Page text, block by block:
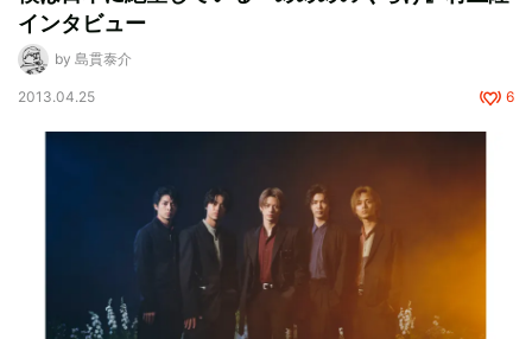
インタビュー
by 島貫泰介
2013.04.25 6